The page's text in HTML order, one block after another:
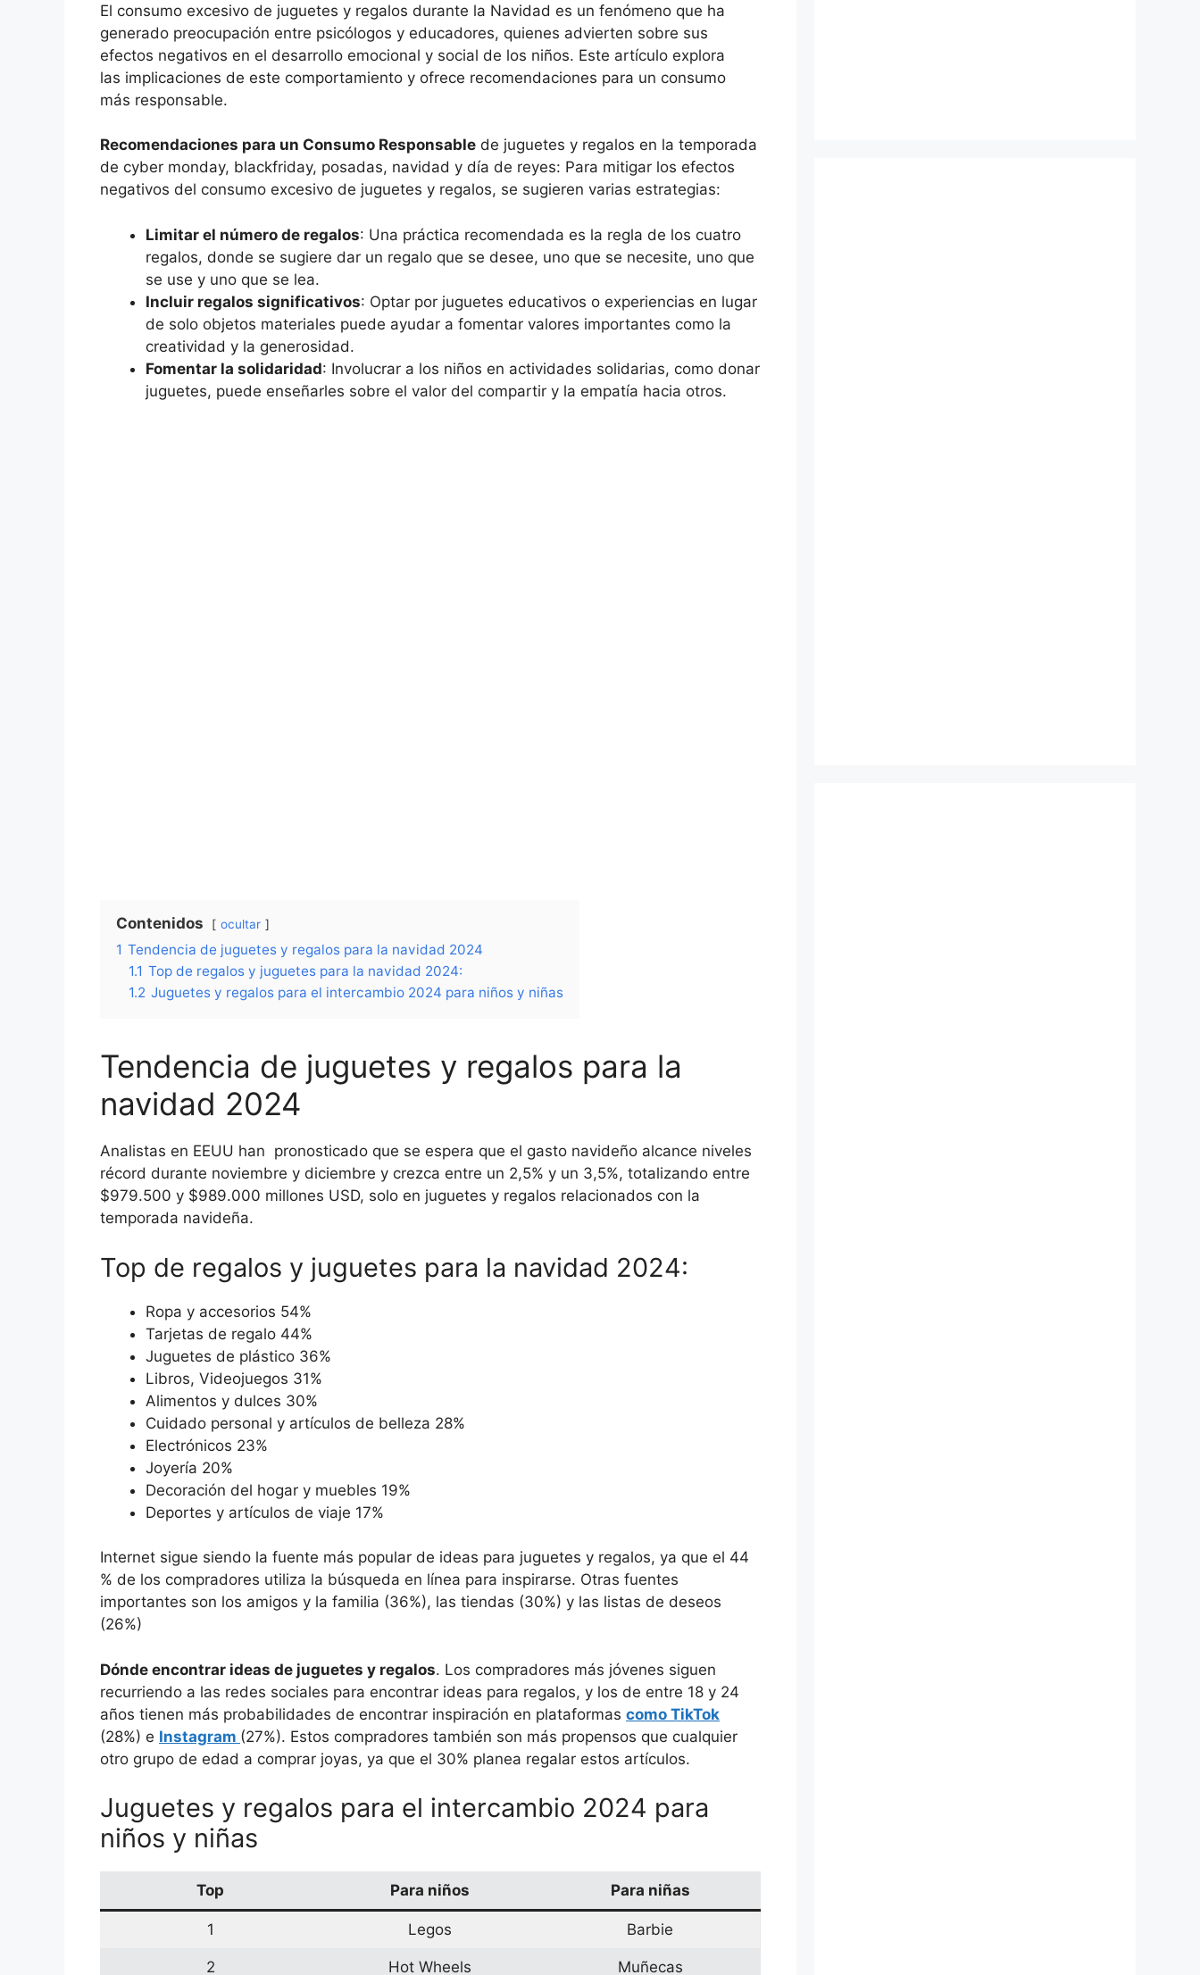
El consumo excesivo de juguetes y regalos durante la Navidad es un fenómeno que ha
generado preocupación entre psicólogos y educadores, quienes advierten sobre sus
efectos negativos en el desarrollo emocional y social de los niños. Este artículo explora
las implicaciones de este comportamiento y ofrece recomendaciones para un consumo
más responsable.
Recomendaciones para un Consumo Responsable de juguetes y regalos en la temporada
de cyber monday, blackfriday, posadas, navidad y día de reyes: Para mitigar los efectos
negativos del consumo excesivo de juguetes y regalos, se sugieren varias estrategias:
Limitar el número de regalos: Una práctica recomendada es la regla de los cuatro
regalos, donde se sugiere dar un regalo que se desee, uno que se necesite, uno que
se use y uno que se lea.
Incluir regalos significativos: Optar por juguetes educativos o experiencias en lugar
de solo objetos materiales puede ayudar a fomentar valores importantes como la
creatividad y la generosidad.
Fomentar la solidaridad: Involucrar a los niños en actividades solidarias, como donar
juguetes, puede enseñarles sobre el valor del compartir y la empatía hacia otros.
Contenidos ocultar
1 Tendencia de juguetes y regalos para la navidad 2024
1.1 Top de regalos y juguetes para la navidad 2024:
1.2 Juguetes y regalos para el intercambio 2024 para niños y niñas
Tendencia de juguetes y regalos para la
navidad 2024
Analistas en EEUU han pronosticado que se espera que el gasto navideño alcance niveles
récord durante noviembre y diciembre y crezca entre un 2,5% y un 3,5%, totalizando entre
$979.500 y $989.000 millones USD, solo en juguetes y regalos relacionados con la
temporada navideña.
Top de regalos y juguetes para la navidad 2024:
Ropa y accesorios 54%
Tarjetas de regalo 44%
Juguetes de plástico 36%
Libros, Videojuegos 31%
Alimentos y dulces 30%
Cuidado personal y artículos de belleza 28%
Electrónicos 23%
Joyería 20%
Decoración del hogar y muebles 19%
Deportes y artículos de viaje 17%
Internet sigue siendo la fuente más popular de ideas para juguetes y regalos, ya que el 44
% de los compradores utiliza la búsqueda en línea para inspirarse. Otras fuentes
importantes son los amigos y la familia (36%), las tiendas (30%) y las listas de deseos
(26%)
Dónde encontrar ideas de juguetes y regalos. Los compradores más jóvenes siguen
recurriendo a las redes sociales para encontrar ideas para regalos, y los de entre 18 y 24
años tienen más probabilidades de encontrar inspiración en plataformas como TikTok
(28%) e Instagram (27%). Estos compradores también son más propensos que cualquier
otro grupo de edad a comprar joyas, ya que el 30% planea regalar estos artículos.
Juguetes y regalos para el intercambio 2024 para
niños y niñas
Top Para niños Para niñas
1 Legos Barbie
2 Hot Wheels Muñecas